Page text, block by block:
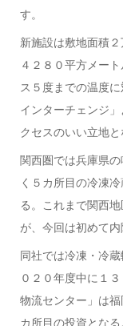
す。
新施設は敷地面積
４２８０平方メー
ス５度までの温度
インターチェンジ
クセスのいい立地と
関西圏では兵庫県
く５カ所目の冷凍
る。これまで関西
が、今回は初めて内
同社では冷凍・冷
０２０年度中に１
物流センター」は
カ所目の投資となる